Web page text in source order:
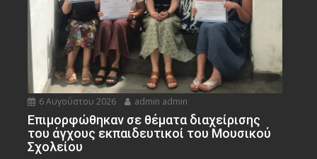
6 Αυγούστου 2026 admin admin
Eπιμορφώθηκαν σε θέματα διαχείρισης
του άγχους εκπαιδευτικοί του Μουσικού
Σχολείου